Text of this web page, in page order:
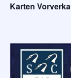
Karten